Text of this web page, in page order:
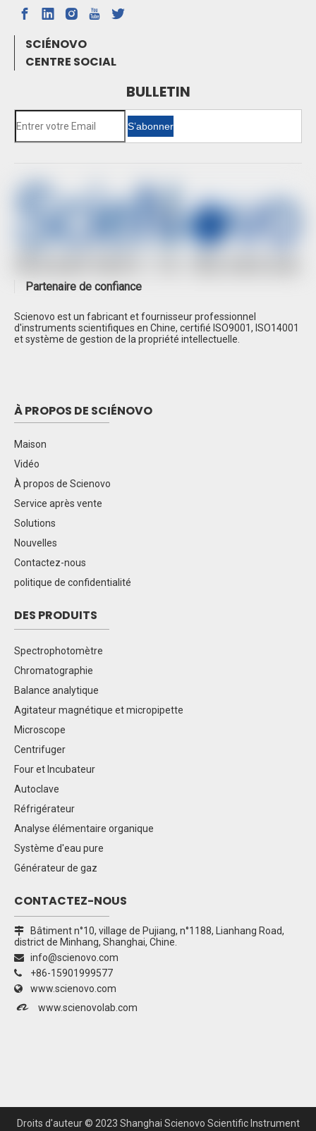
SN-FTIR-530A FTIR
Spectrophotomètre d'absorption atomique de
four à graphite SN-AAS810F
Spectrométrie d'absorption atomique SN-
Chromatographie en phase gazeuse SN-
GC1120
Spectroscopie d'absorption atomique à double
faisceau SN-AA320N
Chromatographie en phase gazeuse SN-
Chromatographe ionique SN-CIC-D120
SCIÉNOVO
CENTRE SOCIAL
BULLETIN
S’abonner
Partenaire de confiance
Scienovo est un fabricant et fournisseur professionnel
d'instruments scientifiques en Chine, certifié ISO9001, ISO14001
et système de gestion de la propriété intellectuelle.
À PROPOS DE SCIÉNOVO
Maison
Vidéo
À propos de Scienovo
Service après vente
Solutions
Nouvelles
Contactez-nous
politique de confidentialité
DES PRODUITS
Spectrophotomètre
Chromatographie
Balance analytique
Agitateur magnétique et micropipette
Microscope
Centrifuger
Four et Incubateur
Autoclave
Réfrigérateur
Analyse élémentaire organique
Système d'eau pure
Générateur de gaz
CONTACTEZ-NOUS
 Bâtiment n°10, village de Pujiang, n°1188, Lianhang Road,
district de Minhang, Shanghai, Chine.
 info@scienovo.com
 +86-15901999577
 www.scienovo.com
 www.scienovolab.com
Droits d'auteur © 2023 Shanghai Scienovo Scientific Instrument